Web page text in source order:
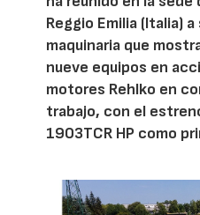
Reggio Emilia (Italia)
maquinaria que
nueve equipos en
motores Rehlko en
trabajo, con el
1903TCR HP como